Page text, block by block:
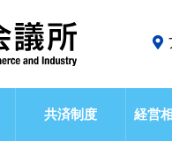
共済制度 経営